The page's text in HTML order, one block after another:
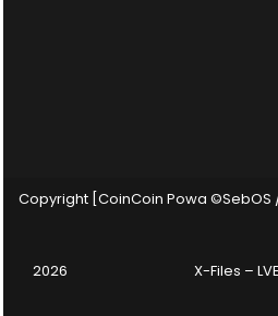
Copyright [CoinCoin Powa ©SebOS
2026 X-Files –